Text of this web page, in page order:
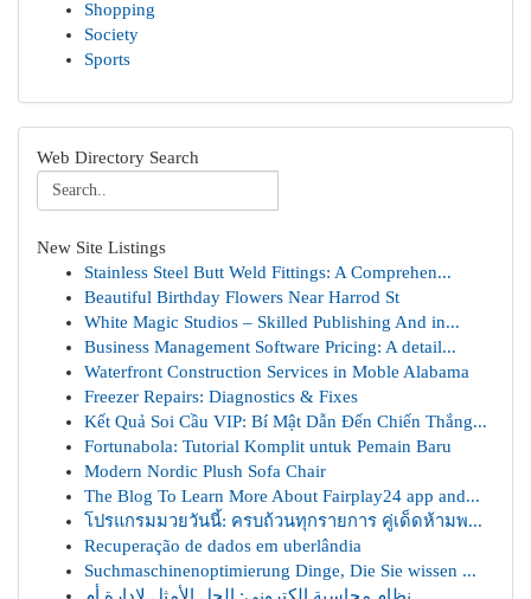
Shopping
Society
Sports
Web Directory Search
New Site Listings
Stainless Steel Butt Weld Fittings: A Comprehen...
Beautiful Birthday Flowers Near Harrod St
White Magic Studios – Skilled Publishing And in...
Business Management Software Pricing: A detail...
Waterfront Construction Services in Moble Alabama
Freezer Repairs: Diagnostics & Fixes
Kết Quả Soi Cầu VIP: Bí Mật Dẫn Đến Chiến Thắng...
Fortunabola: Tutorial Komplit untuk Pemain Baru
Modern Nordic Plush Sofa Chair
The Blog To Learn More About Fairplay24 app and...
โปรแกรมมวยวันนี้: ครบถ้วนทุกรายการ คู่เด็ดห้ามพ...
Recuperação de dados em uberlândia
Suchmaschinenoptimierung Dinge, Die Sie wissen ...